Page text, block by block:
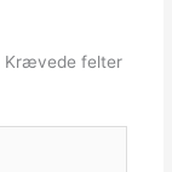
Krævede felter